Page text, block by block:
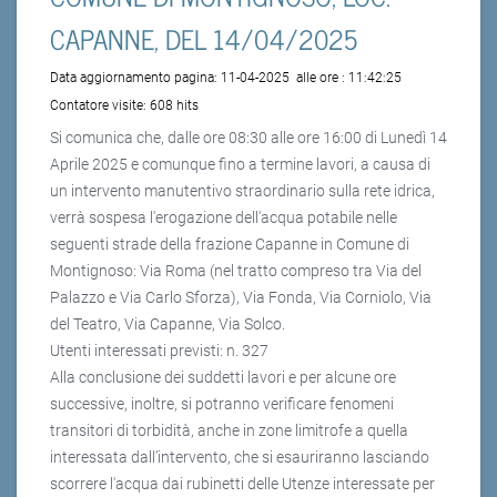
CAPANNE, DEL 14/04/2025
Data aggiornamento pagina: 11-04-2025 alle ore : 11:42:25
Contatore visite: 608 hits
Si comunica che, dalle ore 08:30 alle ore 16:00 di Lunedì 14
Aprile 2025 e comunque fino a termine lavori, a causa di
un intervento manutentivo straordinario sulla rete idrica,
verrà sospesa l'erogazione dell'acqua potabile nelle
seguenti strade della frazione Capanne in Comune di
Montignoso: Via Roma (nel tratto compreso tra Via del
Palazzo e Via Carlo Sforza), Via Fonda, Via Corniolo, Via
del Teatro, Via Capanne, Via Solco.
Utenti interessati previsti: n. 327
Alla conclusione dei suddetti lavori e per alcune ore
successive, inoltre, si potranno verificare fenomeni
transitori di torbidità, anche in zone limitrofe a quella
interessata dall’intervento, che si esauriranno lasciando
scorrere l'acqua dai rubinetti delle Utenze interessate per